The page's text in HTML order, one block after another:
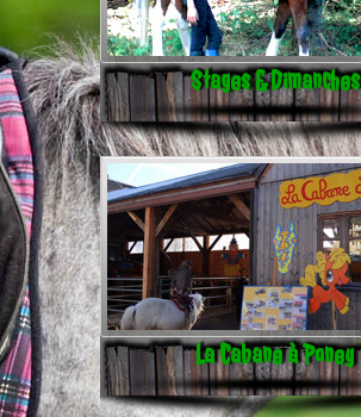
Stages & Dimanches
La Cabane à Poney